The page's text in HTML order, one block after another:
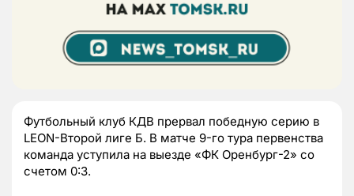
Футбольный клуб КДВ прервал победную серию в
LEON-Второй лиге Б. В матче 9-го тура первенства
команда уступила на выезде «ФК Оренбург-2» со
счетом 0:3.